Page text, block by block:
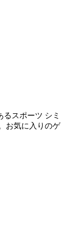
スポーツ シミ
お気に入りのゲ